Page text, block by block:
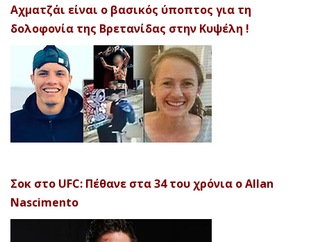
Αχματζάι είναι ο βασικός ύποπτος για τη
δολοφονία της Βρετανίδας στην Κυψέλη !
Σοκ στο UFC: Πέθανε στα 34 του χρόνια ο Allan
Nascimento